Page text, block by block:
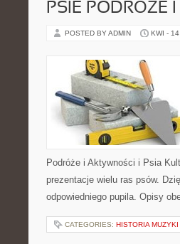
PSIE PODRÓŻE
POSTED BY ADMIN KWI -
Podróże i Aktywności i Psia
prezentacje wielu ras psów.
odpowiedniego pupila. Opisy
CATEGORIES: HISTORIA MUZYKI